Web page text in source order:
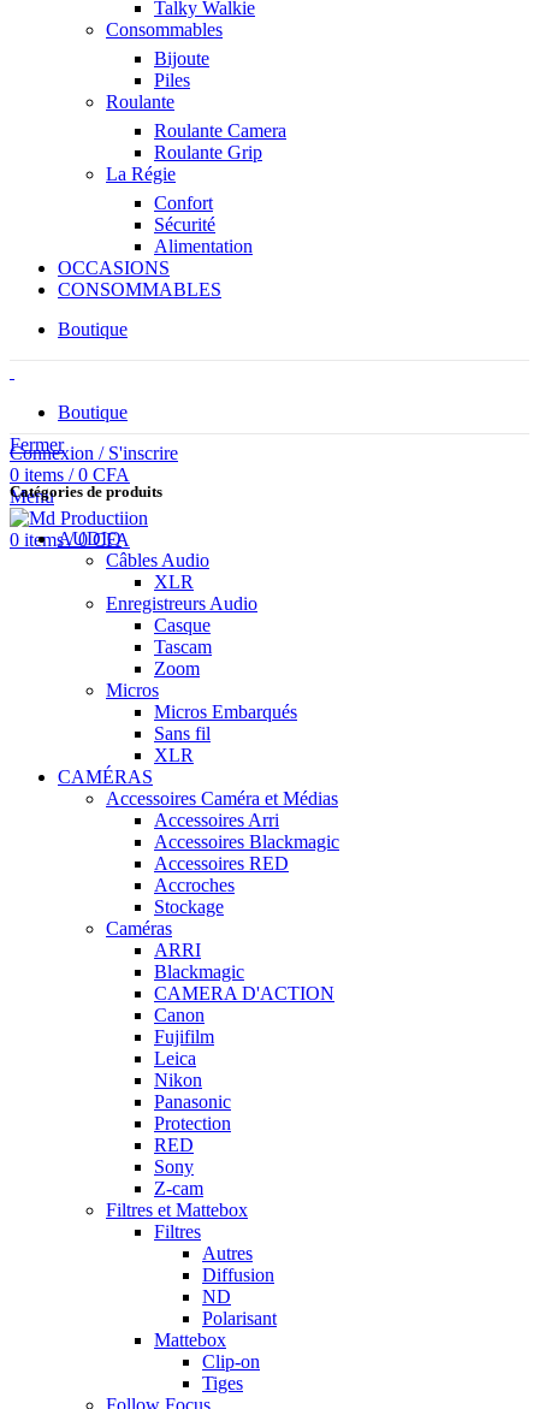
Talky Walkie
Consommables
Bijoute
Piles
Roulante
Roulante Camera
Roulante Grip
La Régie
Confort
Sécurité
Alimentation
OCCASIONS
CONSOMMABLES
Boutique
Boutique
Connexion / S'inscrire
0 items / 0 CFA
Menu
0 items / 0CFA
Fermer
Catégories de produits
AUDIO
Câbles Audio
XLR
Enregistreurs Audio
Casque
Tascam
Zoom
Micros
Micros Embarqués
Sans fil
XLR
CAMÉRAS
Accessoires Caméra et Médias
Accessoires Arri
Accessoires Blackmagic
Accessoires RED
Accroches
Stockage
Caméras
ARRI
Blackmagic
CAMERA D'ACTION
Canon
Fujifilm
Leica
Nikon
Panasonic
Protection
RED
Sony
Z-cam
Filtres et Mattebox
Filtres
Autres
Diffusion
ND
Polarisant
Mattebox
Clip-on
Tiges